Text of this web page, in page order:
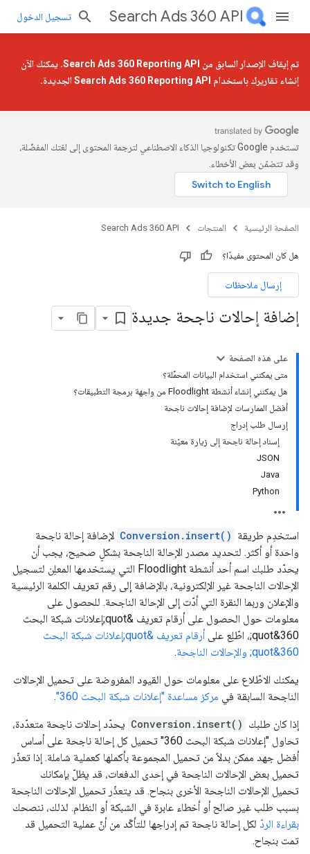
Search Ads 360 API تسجيل الدخول
تم إيقاف الإصدار السابق من Search Ads 360 Reporting API. يمكنك الآن
إنشاء تقاريرك باستخدام Search Ads 360 Reporting API الجديدة .
تستخدم Google تكنولوجيا الذكاء الاصطناعي لترجمة المحتوى إلى لغتك المفضّلة،
وقد تتضمّن بعض الأخطاء.
الصفحة الرئيسية المنتجات Search Ads 360 API
هل كان المحتوى مفيدًا؟
إرسال ملاحظات
إضافة إحالات ناجحة جديدة
على هذه الصفحة
متى يمكنني استخدام البيانات المحمَّلة؟
هل يمكنني إنشاء أنشطة Floodlight من واجهة برمجة التطبيقات؟
أفضل الممارسات لإضافة إحالات ناجحة
إرسال طلب إدراج
إسناد إحالة ناجحة إلى زيارة معيّنة
JSON
Java
Python
استخدِم طريقة Conversion.insert() لإضافة إحالة ناجحة
واحدة أو أكثر. لتحديد مصدر الإحالة الناجحة بشكلٍ صحيح، يجب أن
يحدّد طلبك اسم أحد أنشطة Floodlight التي يستخدمها المعلِن لتسجيل
الإحالات الناجحة غير الإلكترونية، بالإضافة إلى رقم تعريف الكلمة الرئيسية
والإعلان وربما النقرة التي أدّت إلى الإحالة الناجحة. للحصول على
معلومات حول الحصول على أرقام تعريف &quot;إعلانات شبكة البحث
360&quot;، اطّلِع على
أرقام تعريف &quot;إعلانات شبكة البحث
360&quot; والإحالات الناجحة
.
يمكنك الاطّلاع على معلومات حول القيود المفروضة على تحميل الإحالات
الناجحة السابقة في مركز مساعدة "إعلانات شبكة البحث 360" .
إذا كان طلبك Conversion.insert() يحدّد إحالات ناجحة متعدّدة،
تحاول "إعلانات شبكة البحث 360" تحميل كل إحالة ناجحة على أساس
أفضل جهد ممكن بدلاً من تحميل المجموعة بأكملها كعملية شاملة. إذا تعذّر
تحميل بعض الإحالات الناجحة في إحدى الدفعات، قد يظلّ بإمكانك
تحميل الإحالات الناجحة الأخرى بنجاح. قد يتعذّر تحميل الإحالات الناجحة
بسبب طلب غير صالح أو أخطاء عابرة في الشبكة أو النظام. لذلك، ننصحك
بقراءة الردّ لكل إحالة ناجحة تم إدراجها للتأكّد من أنّ عملية التحميل قد
تمت بنجاح.